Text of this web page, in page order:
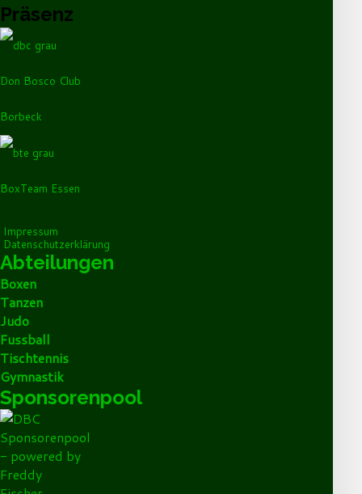
Präsenz
Don Bosco Club
Borbeck
BoxTeam Essen
Impressum
Datenschutzerklärung
Abteilungen
Boxen
Tanzen
Judo
Fussball
Tischtennis
Gymnastik
Sponsorenpool